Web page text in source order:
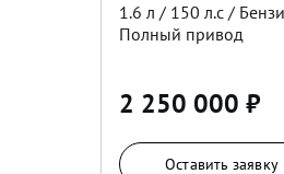
1.6 л / 150 л.с /
Полный привод
2 250 000 ₽
Оставить заявку